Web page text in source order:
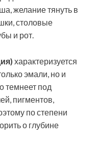
желание тянуть в
столовые
и рот.
характеризуется
эмали, но и
темнеет под
пигментов,
по степени
о глубине